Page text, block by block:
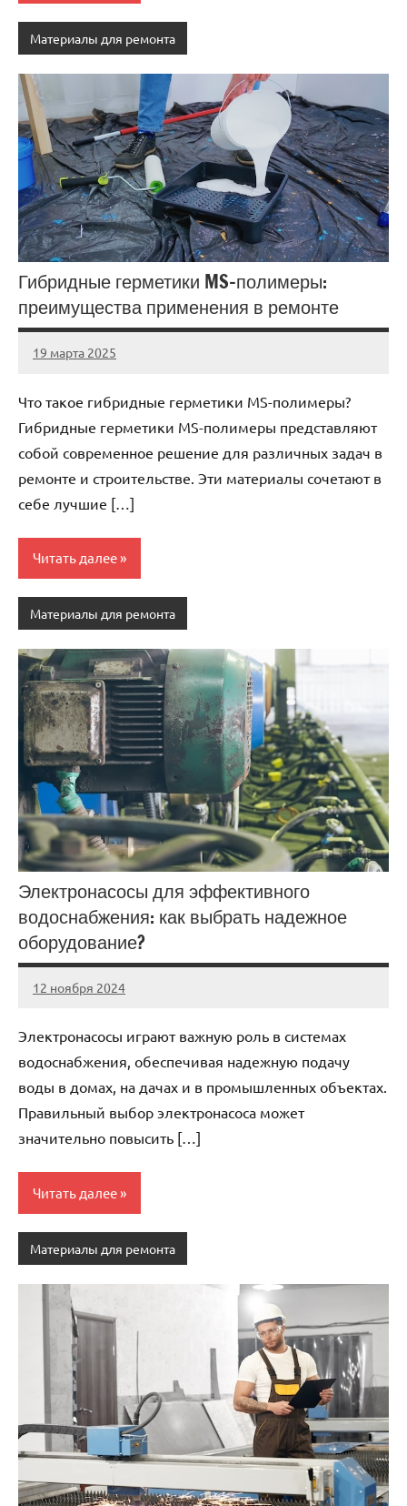
Материалы для ремонта
Гибридные герметики MS-полимеры:
преимущества применения в ремонте
19 марта 2025
Avtor
Нет
Что такое гибридные герметики MS-полимеры?
Гибридные герметики MS-полимеры представляют
собой современное решение для различных задач в
ремонте и строительстве. Эти материалы сочетают в
себе лучшие […]
Читать далее
Материалы для ремонта
Электронасосы для эффективного
водоснабжения: как выбрать надежное
оборудование?
12 ноября 2024
Avtor
Нет
Электронасосы играют важную роль в системах
водоснабжения, обеспечивая надежную подачу
воды в домах, на дачах и в промышленных объектах.
Правильный выбор электронасоса может
значительно повысить […]
Читать далее
Материалы для ремонта